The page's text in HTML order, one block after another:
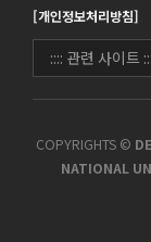
[개인정보처리방침]
COPYRIGHTS ©
NATIONAL